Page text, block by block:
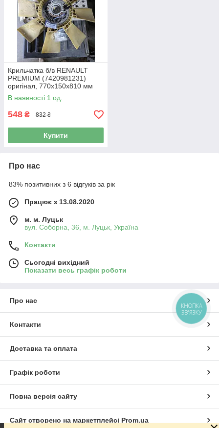
Крильчатка б/в RENAULT
PREMIUM (7420981231)
оригінал, 770х150х810 мм
В наявності 1 од.
548 ₴ 832 ₴
Купити
Про нас
83% позитивних з 6 відгуків за рік
Працює з 13.08.2020
м. м. Луцьк
вул. Соборна, 36, м. Луцьк, Україна
Контакти
Сьогодні вихідний
Показати весь графік роботи
Про нас
Контакти
Доставка та оплата
Графік роботи
Повна версія сайту
Сайт створено на маркетплейсі Prom.ua
КНОПКА
ЗВ'ЯЗКУ